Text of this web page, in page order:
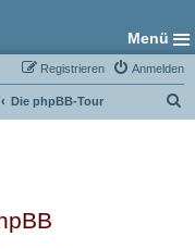
Menü
Anmelden
Registrieren
Die phpBB-Tour